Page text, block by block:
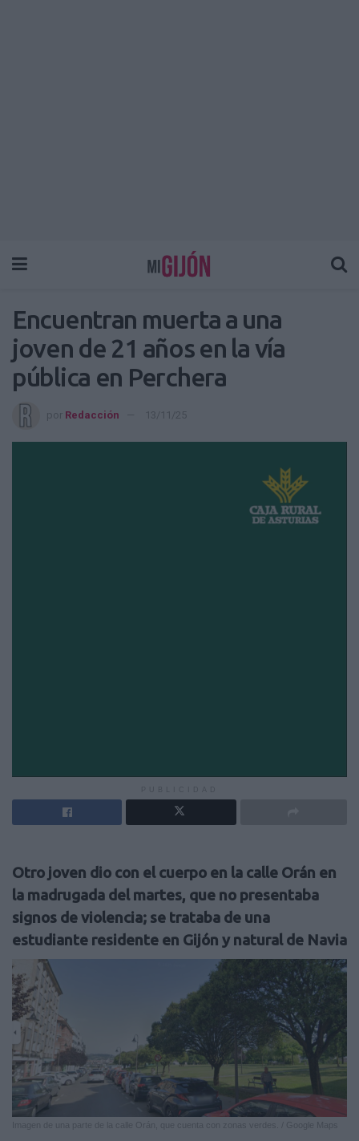
Encuentran muerta a una
joven de 21 años en la vía
pública en Perchera
por Redacción 13/11/25
Otro joven dio con el cuerpo en la calle Orán en
la madrugada del martes, que no presentaba
signos de violencia; se trataba de una
estudiante residente en Gijón y natural de Navia
Imagen de una parte de la calle Orán, que cuenta con zonas verdes. / Google Maps